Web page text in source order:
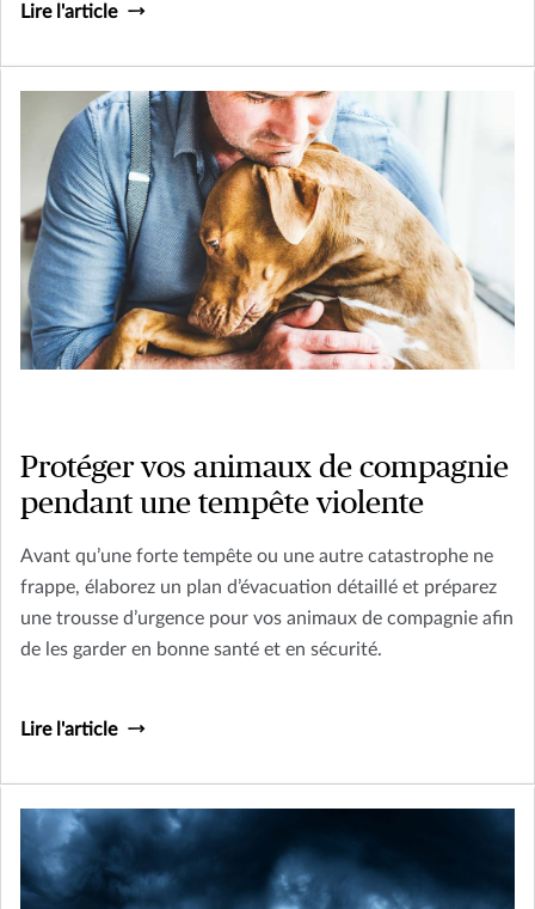
Lire l'article
Protéger vos animaux de compagnie
pendant une tempête violente
Avant qu’une forte tempête ou une autre catastrophe ne
frappe, élaborez un plan d’évacuation détaillé et préparez
une trousse d’urgence pour vos animaux de compagnie afin
de les garder en bonne santé et en sécurité.
Lire l'article